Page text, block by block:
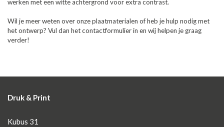
werken met een witte achtergrond voor extra contrast.
Wil je meer weten over onze plaatmaterialen of heb je hulp nodig met
het ontwerp? Vul dan het contactformulier in en wij helpen je graag
verder!
Druk & Print
Kubus 31